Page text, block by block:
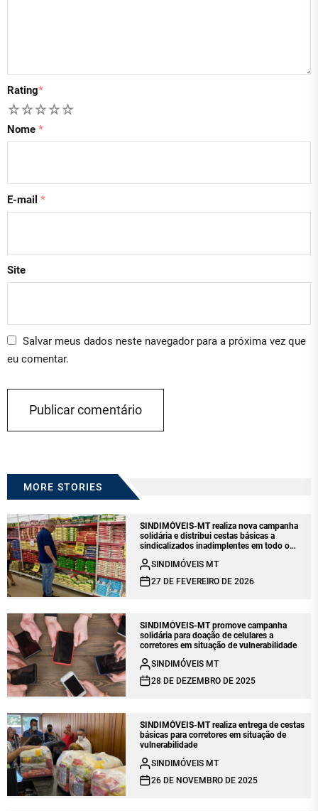
Rating*
5
4
3
2
Nome *
E-mail *
Site
Salvar meus dados neste navegador para a próxima vez que
eu comentar.
MORE STORIES
SINDIMÓVEIS-MT realiza nova campanha
solidária e distribui cestas básicas a
sindicalizados inadimplentes em todo o
SINDIMÓVEIS MT
27 DE FEVEREIRO DE 2026
SINDIMÓVEIS-MT promove campanha
solidária para doação de celulares a
corretores em situação de vulnerabilidade
SINDIMÓVEIS MT
28 DE DEZEMBRO DE 2025
SINDIMÓVEIS-MT realiza entrega de cestas
básicas para corretores em situação de
vulnerabilidade
SINDIMÓVEIS MT
26 DE NOVEMBRO DE 2025